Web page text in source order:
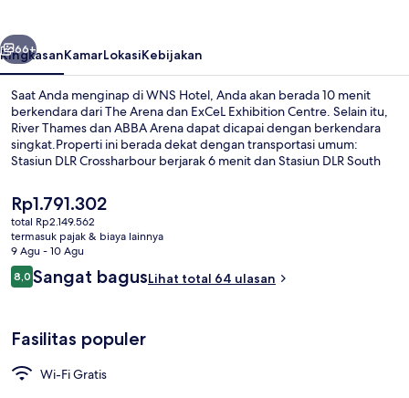
Berikutnya
66+
RingkasanKamarLokasiKebijakan
Saat Anda menginap di WNS Hotel, Anda akan berada 10 menit
berkendara dari The Arena dan ExCeL Exhibition Centre. Selain itu,
River Thames dan ABBA Arena dapat dicapai dengan berkendara
singkat.Properti ini berada dekat dengan transportasi umum:
Stasiun DLR Crossharbour berjarak 6 menit dan Stasiun DLR South
Harga
saat
ini
Rp1.791.302
Rp1.791.302
total Rp2.149.562
termasuk pajak & biaya lainnya
9 Agu - 10 Agu
Ulasan
8,08,0 dari 10
Sangat bagusLihat total 64 ulasan
Fasilitas populer
Wi-Fi Gratis